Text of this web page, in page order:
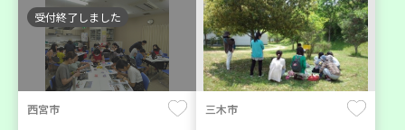
受付終了しました
西宮市 三木市